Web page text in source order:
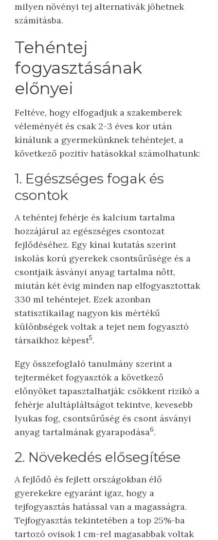
milyen növényi tej alternatívák jöhetnek
számításba.
Tehéntej
fogyasztásának
előnyei
Feltéve, hogy elfogadjuk a szakemberek
véleményét és csak 2-3 éves kor után
kínálunk a gyermekünknek tehéntejet, a
következő pozitív hatásokkal számolhatunk:
1. Egészséges fogak és
csontok
A tehéntej fehérje és kalcium tartalma
hozzájárul az egészséges csontozat
fejlődéséhez. Egy kínai kutatás szerint
iskolás korú gyerekek csontsűrűsége és a
csontjaik ásványi anyag tartalma nőtt,
miután két évig minden nap elfogyasztottak
330 ml tehéntejet. Ezek azonban
statisztikailag nagyon kis mértékű
különbségek voltak a tejet nem fogyasztó
társaikhoz képest5.
Egy összefoglaló tanulmány szerint a
tejterméket fogyasztók a következő
előnyöket tapasztalhatják: csökkent rizikó a
fehérje alultápláltságot tekintve, kevesebb
lyukas fog, csontsűrűség és csont ásványi
anyag tartalmának gyarapodása6.
2. Növekedés elősegítése
A fejlődő és fejlett országokban élő
gyerekekre egyaránt igaz, hogy a
tejfogyasztás hatással van a magasságra.
Tejfogyasztás tekintetében a top 25%-ba
tartozó ovisok 1 cm-rel magasabbak voltak